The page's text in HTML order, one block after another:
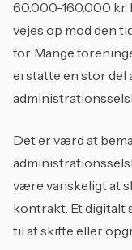
60.000-160.000 kr.
vejes op mod den
for. Mange
erstatte en stor del
Det er værd at
være vanskeligt at
kontrakt. Et digitalt
til at skifte eller